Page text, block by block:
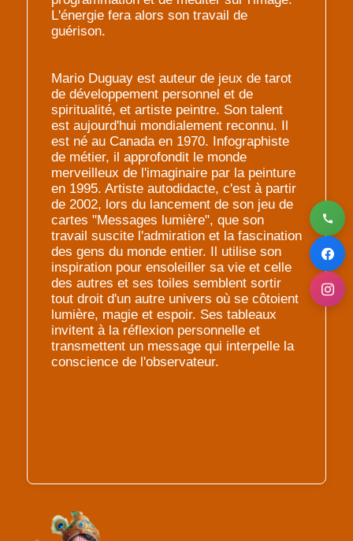
L'énergie fera alors son travail de
guérison.
Mario Duguay est auteur de jeux de tarot
de développement personnel et de
spiritualité, et artiste peintre. Son talent
est aujourd'hui mondialement reconnu. Il
est né au Canada en 1970. Infographiste
de métier, il approfondit le monde
merveilleux de l'imaginaire par la peinture
en 1995. Artiste autodidacte, c'est à partir
de 2002, lors du lancement de son jeu de
cartes "Messages lumière", que son
travail suscite l'admiration et la fascination
des gens du monde entier. Il utilise son
inspiration pour ensoleiller sa vie et celle
des autres et ses toiles semblent sortir
tout droit d'un autre univers où se côtoient
lumière, magie et espoir. Ses tableaux
invitent à la réflexion personnelle et
transmettent un message qui interpelle la
conscience de l'observateur.